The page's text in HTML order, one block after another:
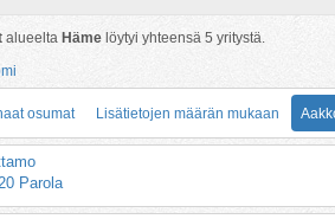
alueelta Häme löytyi yhteensä 5 yritystä.
osumat Lisätietojen määrän mukaan
Parola